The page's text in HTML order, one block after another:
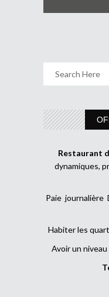
Restaurant
dynamiques,
Paie journalière
Habiter les
Avoir un niveau